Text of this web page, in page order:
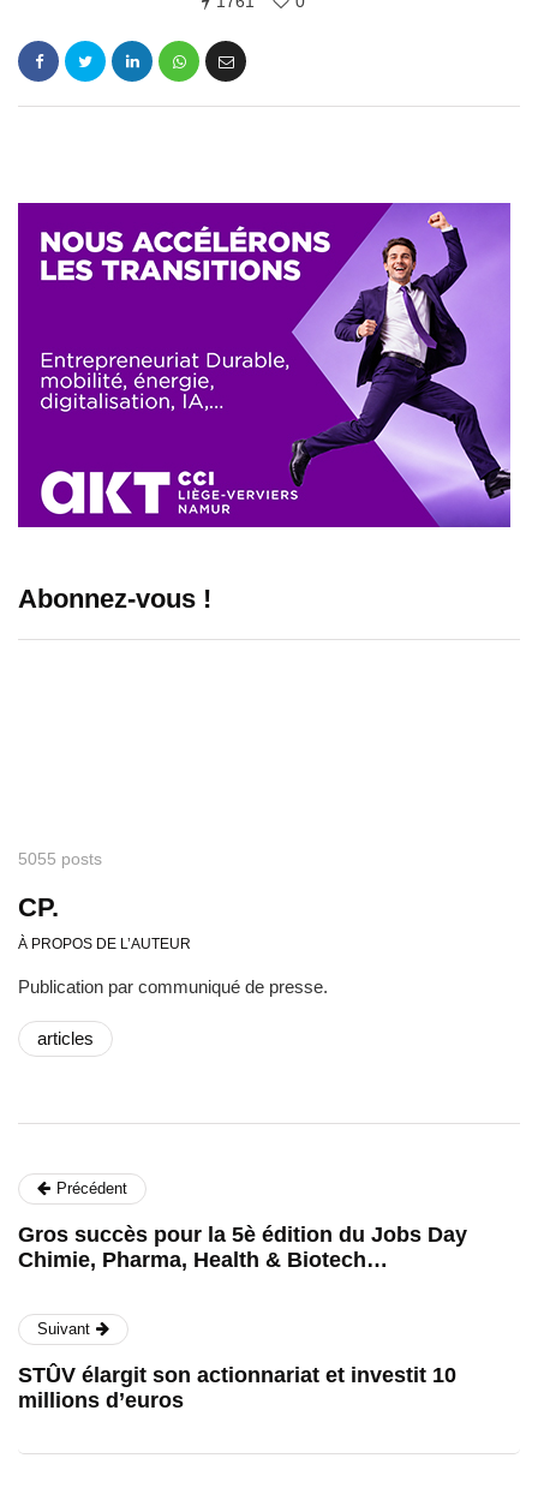
Abonnez-vous !
5055 posts
CP.
À PROPOS DE L’AUTEUR
Publication par communiqué de presse.
articles
Précédent
Gros succès pour la 5è édition du Jobs Day
Chimie, Pharma, Health & Biotech…
Suivant
STÛV élargit son actionnariat et investit 10
millions d’euros